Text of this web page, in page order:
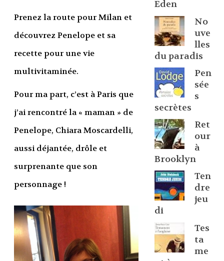
Prenez la route pour Milan et
découvrez Penelope et sa
recette pour une vie
multivitaminée.
Pour ma part, c’est à Paris que
j’ai rencontré la « maman » de
Penelope, Chiara Moscardelli,
aussi déjantée, drôle et
surprenante que son
personnage !
Eden
No
uve
lles
du paradis
Pen
sée
s
secrètes
Ret
our
à
Brooklyn
Ten
dre
jeu
di
Tes
ta
me